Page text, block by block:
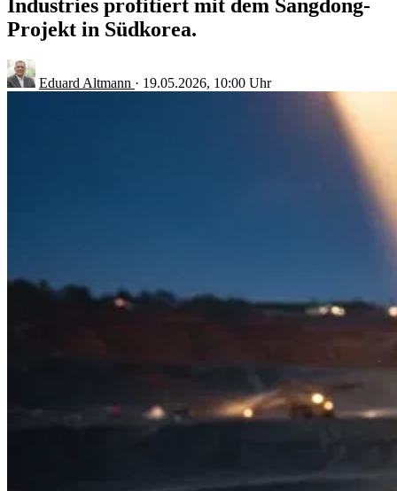
Industries profitiert mit dem Sangdong-
Projekt in Südkorea.
Eduard Altmann · 19.05.2026, 10:00 Uhr